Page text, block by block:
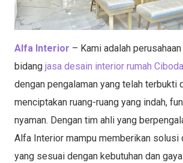
Alfa Interior – Kami adalah
bidang jasa desain interior rumah
dengan pengalaman yang telah terbukti
menciptakan ruang-ruang yang indah,
nyaman. Dengan tim ahli yang
Alfa Interior mampu memberikan solusi
yang sesuai dengan kebutuhan dan